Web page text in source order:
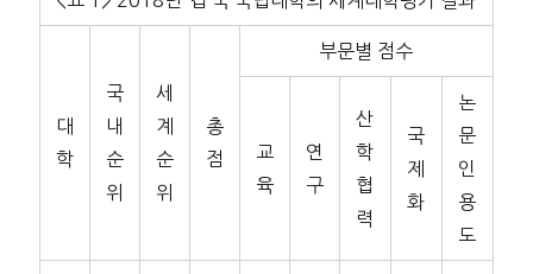
대
학
국
내
순
위
세
계
순
위
총
점
부문별 점수
교
육
연
구
산
학
협
력
국
제
화
논
문
인
용
도